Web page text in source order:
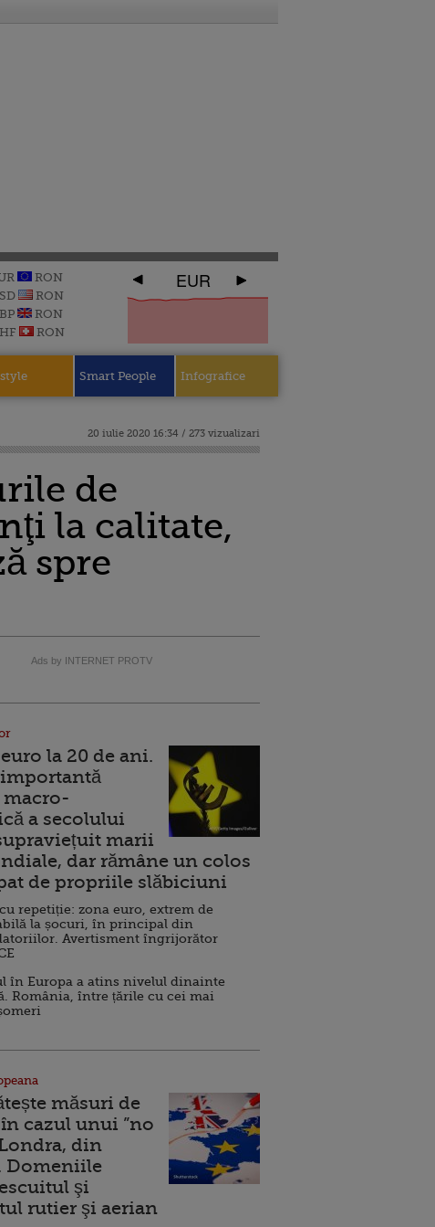
RON
RON
RON
RON
EUR
Smart People Infografice
20 iulie 2020 16:34 / 273 vizualizari
de
la calitate,
spre
Ads by INTERNET PROTV
la 20 de ani.
macro-
a secolului
marii
dar rămâne un colos
de propriile slăbiciuni
repetiție: zona euro, extrem de
la șocuri, în principal din
Avertisment îngrijorător
în Europa a atins nivelul dinainte
România, între țările cu cei mai
măsuri de
cazul unui ”no
din
Domeniile
şi
rutier şi aerian